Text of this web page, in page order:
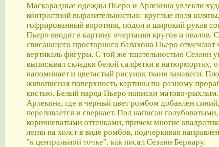
Маскарадные одежды Пьеро и Арлекина увлекли
контрастной выразительностью: круглые поля шляпы,
гофрированный воротник, подол и широкий рукав
Пьеро вводят в картину очертания кругов и овалов.
свисающего просторного балахона Пьеро отмечают
вертикаль фигуры. С той же тщательностью Сезанн
выписывал складки белой салфетки в натюрмортах,
напоминает и цветастый рисунок ткани занавеси.
живописная поверхность картины по-разному
кистью. Белый наряд Пьеро написан матово-
Арлекина, где в черный цвет ромбом добавлен синий,
переливается и сверкает. Пол написан
коричневатыми оттенками, причем многие
легли на холст в виде ромбов, подчеркивая
"к центральной точке", как писал Сезанн Бернару.